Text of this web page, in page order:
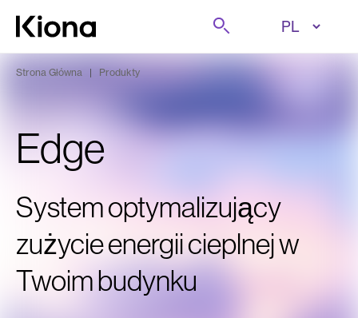
Przejdź do treści
Przejdź do strony głównej
Szukaj
Strona Główna | Produkty
Edge
System optymalizujący
zużycie energii cieplnej w
Twoim budynku